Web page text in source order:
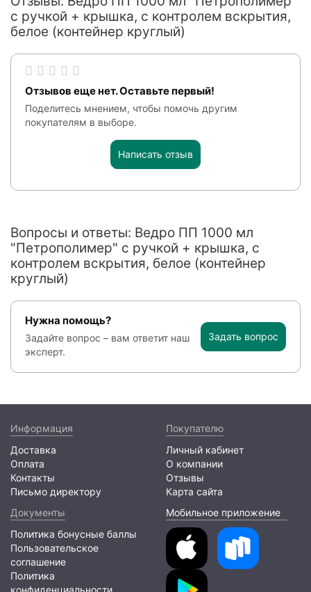
с ручкой + крышка, с контролем вскрытия,
белое (контейнер круглый)
Отзывов еще нет. Оставьте первый!
Поделитесь мнением, чтобы помочь другим
покупателям в выборе.
Написать отзыв
Вопросы и ответы: Ведро ПП 1000 мл
"Петрополимер" с ручкой + крышка, с
контролем вскрытия, белое (контейнер
круглый)
Нужна помощь?
Задайте вопрос – вам ответит наш
эксперт.
Задать вопрос
Информация
Доставка
Оплата
Контакты
Письмо директору
Покупателю
Личный кабинет
О компании
Отзывы
Карта сайта
Документы
Политика бонусные баллы
Пользовательское
соглашение
Политика
конфиденциальности
Мобильное приложение